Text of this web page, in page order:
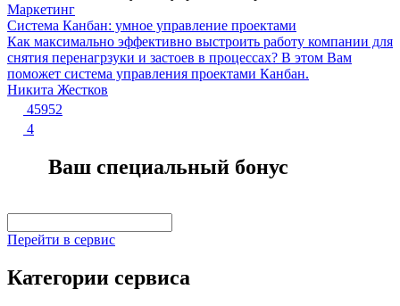
Маркетинг
Система Канбан: умное управление проектами
Как максимально эффективно выстроить работу компании для
снятия перенагрзуки и застоев в процессах? В этом Вам
поможет система управления проектами Канбан.
Никита Жестков
45952
4
Ваш специальный бонус
Перейти в сервис
Категории сервиса